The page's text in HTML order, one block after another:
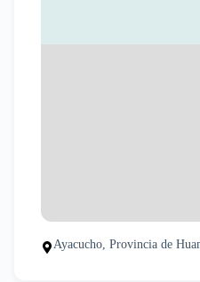
Ayacucho, Provincia de